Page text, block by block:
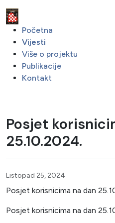
Početna
Vijesti
Više o projektu
Publikacije
Kontakt
Posjet
25.10.2024.
Listopad 25, 2024
Posjet korisnicima na dan
Posjet korisnicima na dan